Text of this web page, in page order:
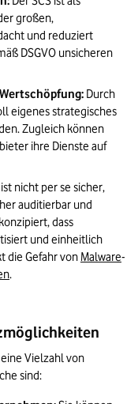
großen,
und reduziert
DSGVO unsicheren
Durch
eigenes strategisches
Zugleich können
ihre Dienste auf
nicht per se sicher,
auditierbar und
dass
und einheitlich
die Gefahr von Malware-
.
Vielzahl von
sind: